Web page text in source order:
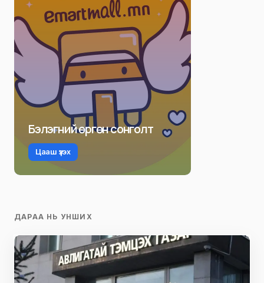
Бэлэгний өргөн сонголт
Цааш үзэх
ДАРАА НЬ УНШИХ